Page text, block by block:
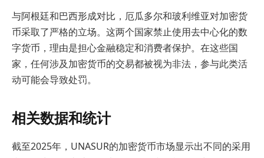
与阿根廷和巴西形成对比，厄瓜多尔和玻利维亚对加密货
币采取了严格的立场。这两个国家禁止使用去中心化的数
字货币，理由是担心金融稳定和消费者保护。在这些国
家，任何涉及加密货币的交易都被视为非法，参与此类活
动可能会导致处罚。
相关数据和统计
截至2025年，UNASUR的加密货币市场显示出不同的采用